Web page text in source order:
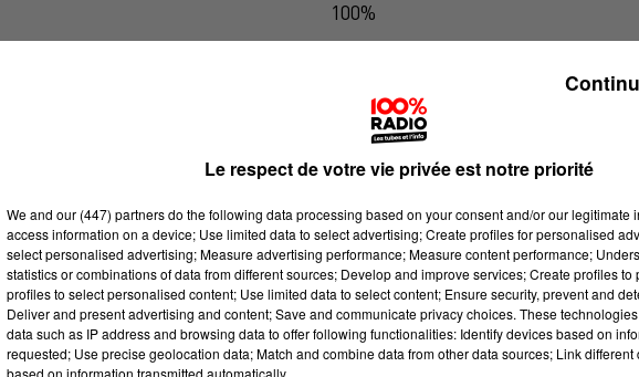
100%
Le respect de votre vie privée est notre priorité
We and our (447) partnersdo the following data processing based on your consent and/or our legitimate
access information on a device; Use limited data to select advertising; Create profiles for personalised
select personalised advertising; Measure advertising performance; Measure content performance;
statistics or combinations of data from different sources; Develop and improve services; Create profiles
profiles to select personalised content; Use limited data to select content; Ensure security, prevent and
Deliver and present advertising and content; Save and communicate privacy choices. These
data such as IP address and browsing data to offer following functionalities: Identify devices based on
requested; Use precise geolocation data; Match and combine data from other data sources; Link
based on information transmitted automatically.